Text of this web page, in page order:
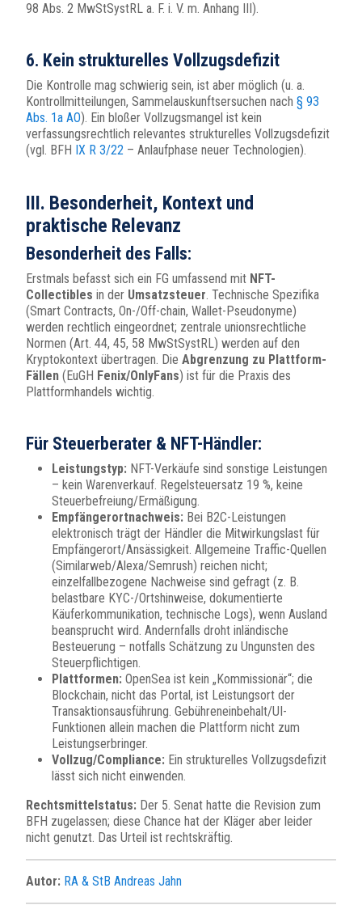
98 Abs. 2 MwStSystRL a. F. i. V. m. Anhang III).
6. Kein strukturelles Vollzugsdefizit
Die Kontrolle mag schwierig sein, ist aber möglich (u. a.
Kontrollmitteilungen, Sammelauskunftsersuchen nach § 93
Abs. 1a AO). Ein bloßer Vollzugsmangel ist kein
verfassungsrechtlich relevantes strukturelles Vollzugsdefizit
(vgl. BFH IX R 3/22 – Anlaufphase neuer Technologien).
III. Besonderheit, Kontext und
praktische Relevanz
Besonderheit des Falls:
Erstmals befasst sich ein FG umfassend mit NFT-
Collectibles in der Umsatzsteuer. Technische Spezifika
(Smart Contracts, On-/Off-chain, Wallet-Pseudonyme)
werden rechtlich eingeordnet; zentrale unionsrechtliche
Normen (Art. 44, 45, 58 MwStSystRL) werden auf den
Kryptokontext übertragen. Die Abgrenzung zu Plattform-
Fällen (EuGH Fenix/OnlyFans) ist für die Praxis des
Plattformhandels wichtig.
Für Steuerberater & NFT-Händler:
Leistungstyp: NFT-Verkäufe sind sonstige Leistungen
– kein Warenverkauf. Regelsteuersatz 19 %, keine
Steuerbefreiung/Ermäßigung.
Empfängerortnachweis: Bei B2C-Leistungen
elektronisch trägt der Händler die Mitwirkungslast für
Empfängerort/Ansässigkeit. Allgemeine Traffic-Quellen
(Similarweb/Alexa/Semrush) reichen nicht;
einzelfallbezogene Nachweise sind gefragt (z. B.
belastbare KYC-/Ortshinweise, dokumentierte
Käuferkommunikation, technische Logs), wenn Ausland
beansprucht wird. Andernfalls droht inländische
Besteuerung – notfalls Schätzung zu Ungunsten des
Steuerpflichtigen.
Plattformen: OpenSea ist kein „Kommissionär“; die
Blockchain, nicht das Portal, ist Leistungsort der
Transaktionsausführung. Gebühreneinbehalt/UI-
Funktionen allein machen die Plattform nicht zum
Leistungserbringer.
Vollzug/Compliance: Ein strukturelles Vollzugsdefizit
lässt sich nicht einwenden.
Rechtsmittelstatus: Der 5. Senat hatte die Revision zum
BFH zugelassen; diese Chance hat der Kläger aber leider
nicht genutzt. Das Urteil ist rechtskräftig.
Autor: RA & StB Andreas Jahn